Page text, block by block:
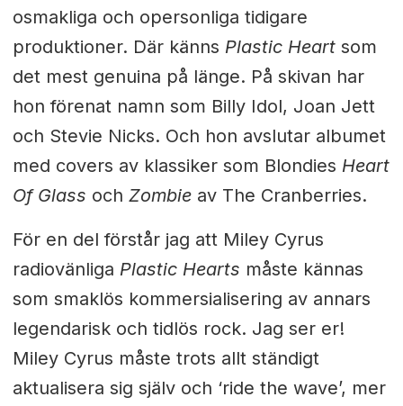
osmakliga och opersonliga tidigare
produktioner. Där känns Plastic Heart som
det mest genuina på länge. På skivan har
hon förenat namn som Billy Idol, Joan Jett
och Stevie Nicks. Och hon avslutar albumet
med covers av klassiker som Blondies Heart
Of Glass och Zombieav The Cranberries.
För en del förstår jag att Miley Cyrus
radiovänliga Plastic Hearts måste kännas
som smaklös kommersialisering av annars
legendarisk och tidlös rock. Jag ser er!
Miley Cyrus måste trots allt ständigt
aktualisera sig själv och ‘ride the wave’, mer